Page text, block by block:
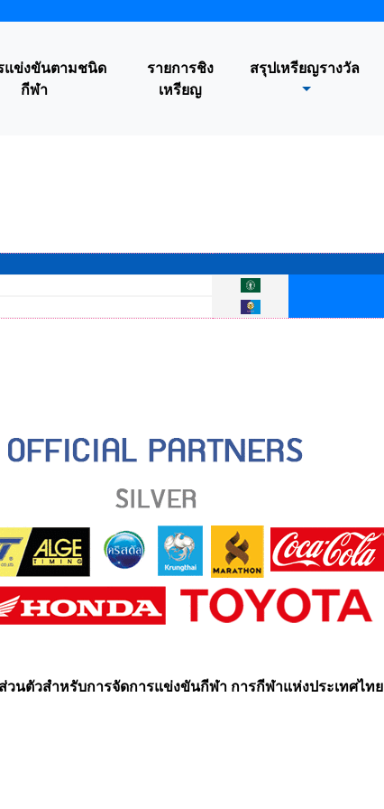
แข่งขันตามชนิด
กีฬา
รายการชิง
เหรียญ
สรุปเหรียญรางวัล
วนตัวสำหรับการจัดการแข่งขันกีฬา การกีฬาแห่งประเทศไทย